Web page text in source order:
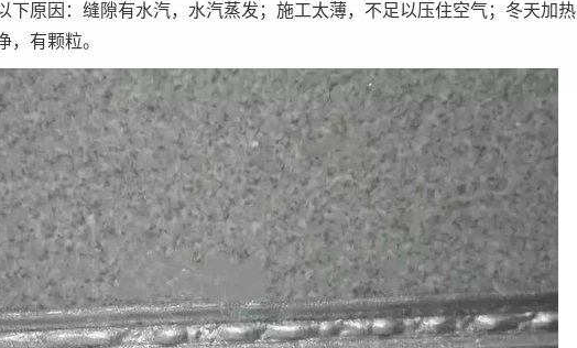
下原因：缝隙有水汽，水汽蒸发；施工太薄，不足以压住空气；冬天加热
，有颗粒。